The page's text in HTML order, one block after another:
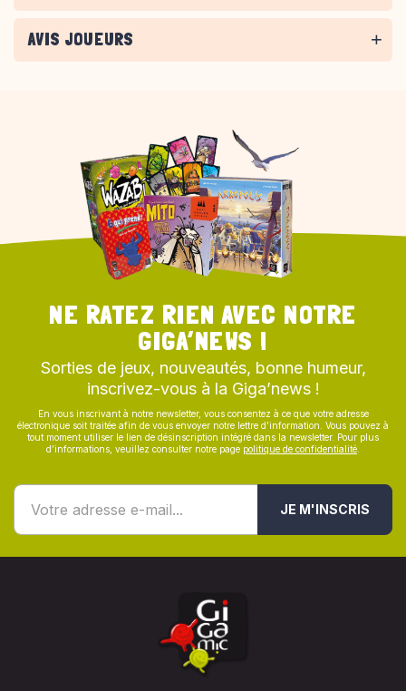
AVIS JOUEURS
NE RATEZ RIEN AVEC NOTRE
GIGA’NEWS !
Sorties de jeux, nouveautés, bonne humeur,
inscrivez-vous à la Giga’news !
En vous inscrivant à notre newsletter, vous consentez à ce que votre adresse
électronique soit traitée afin de vous envoyer notre lettre d’information. Vous pouvez à
tout moment utiliser le lien de désinscription intégré dans la newsletter. Pour plus
d’informations, veuillez consulter notre page politique de confidentialité
JE M'INSCRIS